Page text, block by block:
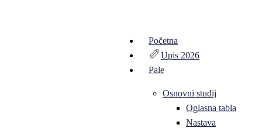
Početna
Upis 2026
Pale
Osnovni studij
Oglasna tabla
Nastava